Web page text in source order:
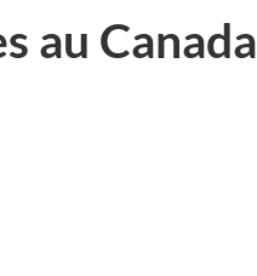
au Canada